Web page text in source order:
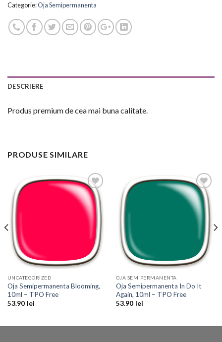
Categorie:Oja Semipermanenta
DESCRIERE
Produs premium de cea mai buna calitate.
PRODUSE SIMILARE
Add to
Wishlist
UNCATEGORIZED
Oja Semipermanenta Blooming,
10ml – TPO Free
53.90 lei
Add to
Wishlist
OJA SEMIPERMANENTA
Oja Semipermanenta In Do It
Again, 10ml – TPO Free
53.90 lei